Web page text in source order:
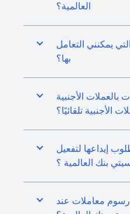
العالمية؟
يمكنني التعامل
بها؟
الأجنبية
الأجنبية تلقائيًا؟
إيداعها لتفعيل
بنك العالمية ؟
معاملات عند